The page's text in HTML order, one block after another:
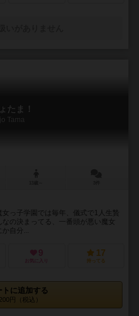
たま！
Tama
っ子学園では毎年、儀式で1人生贄
の決まってる、一番頭が悪い魔女
自分...
9
お気に入り
17
持ってる
トに追加する
円（税込）